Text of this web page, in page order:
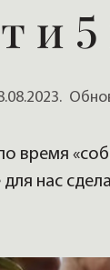
и
нас